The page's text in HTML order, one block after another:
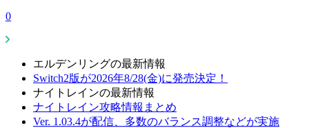
0
エルデンリングの最新情報
Switch2版が2026年8/28(金)に発売決定！
ナイトレインの最新情報
ナイトレイン攻略情報まとめ
Ver. 1.03.4が配信、多数のバランス調整などが実施